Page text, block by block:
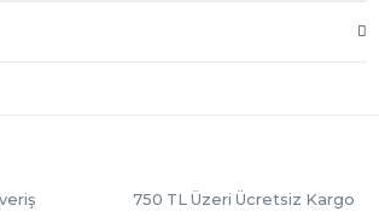
750 TL Üzeri Ücretsiz Kargo